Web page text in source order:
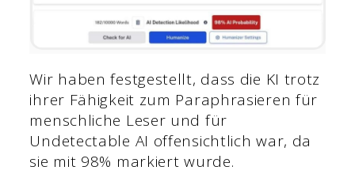
Wir haben festgestellt, dass die KI trotz
ihrer Fähigkeit zum Paraphrasieren für
menschliche Leser und für
Undetectable AI offensichtlich war, da
sie mit 98% markiert wurde.